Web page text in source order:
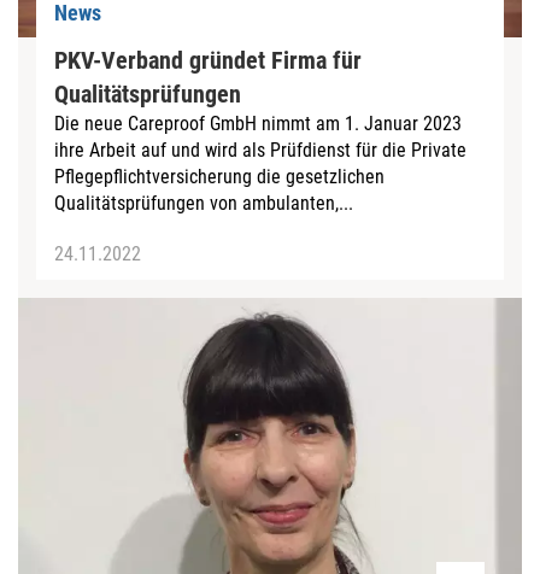
News
PKV-Verband gründet Firma für
Qualitätsprüfungen
Die neue Careproof GmbH nimmt am 1. Januar 2023
ihre Arbeit auf und wird als Prüfdienst für die Private
Pflegepflichtversicherung die gesetzlichen
Qualitätsprüfungen von ambulanten,...
24.11.2022